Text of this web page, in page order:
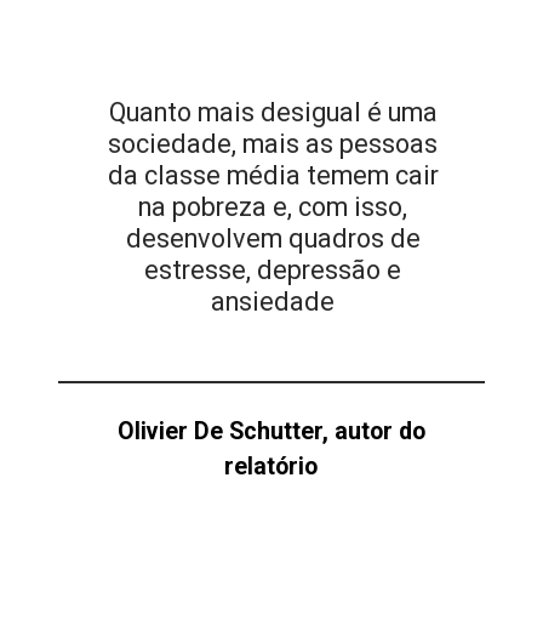
Quanto mais desigual é uma
sociedade, mais as pessoas
da classe média temem cair
na pobreza e, com isso,
desenvolvem quadros de
estresse, depressão e
ansiedade
Olivier De Schutter, autor do
relatório